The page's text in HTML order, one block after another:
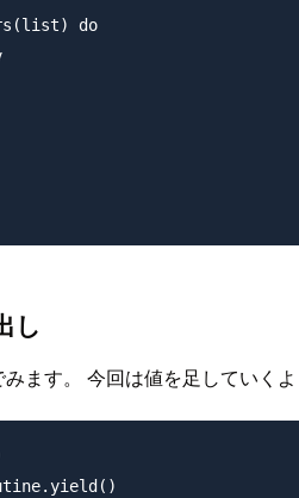
do
し
ます。 今回は値を足していく